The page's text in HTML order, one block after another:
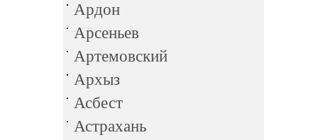
Ардон
Арсеньев
Артемовский
Архыз
Асбест
Астрахань